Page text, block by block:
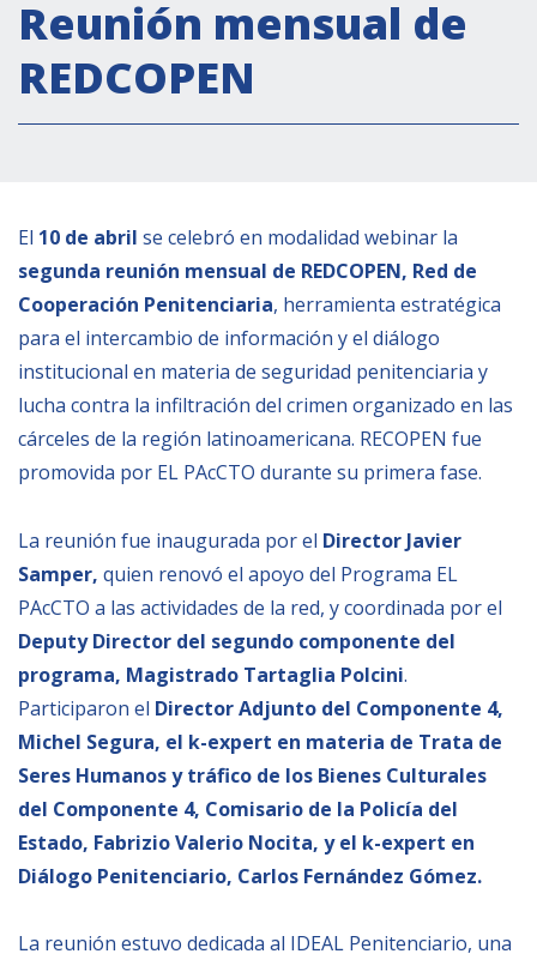
Secretaría Cultural
Secretaría Socioeconómica
Secretaría Técnico-científica
Red para la promoción de la igualdad de
género
Becas
Partnership
COOPERACIÓN
Empoderamiento socio-económico
Justicia y Seguridad
EUROsociAL
EL PAcCTO
EUROFRONT
COPOLAD III
AL-INVEST Verde
MEDIOS
Reunión mensual de
REDCOPEN
El 10 de abril se celebró en modalidad webinar la
segunda reunión mensual de REDCOPEN, Red de
Cooperación Penitenciaria, herramienta estratégica
para el intercambio de información y el diálogo
institucional en materia de seguridad penitenciaria y
lucha contra la infiltración del crimen organizado en las
cárceles de la región latinoamericana. RECOPEN fue
promovida por EL PAcCTO durante su primera fase.
La reunión fue inaugurada por el Director Javier
Samper, quien renovó el apoyo del Programa EL
PAcCTO a las actividades de la red, y coordinada por el
Deputy Director del segundo componente del
programa, Magistrado Tartaglia Polcini.
Participaron el Director Adjunto del Componente 4,
Michel Segura, el k-expert en materia de Trata de
Seres Humanos y tráfico de los Bienes Culturales
del Componente 4, Comisario de la Policía del
Estado, Fabrizio Valerio Nocita, y el k-expert en
Diálogo Penitenciario, Carlos Fernández Gómez.
La reunión estuvo dedicada al IDEAL Penitenciario, una